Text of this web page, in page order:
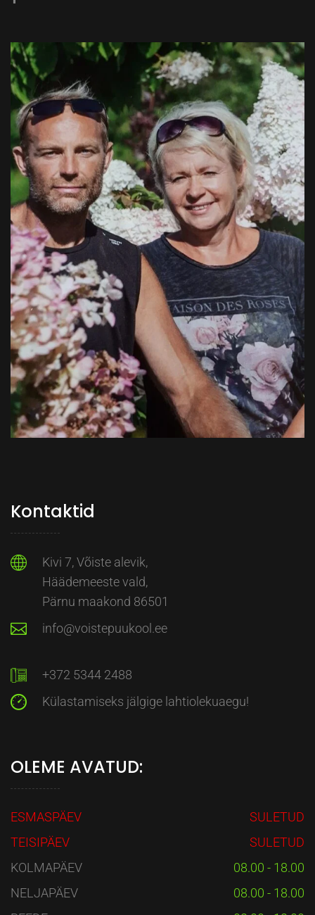
Kontaktid
Kivi 7, Võiste alevik,
Häädemeeste vald,
Pärnu maakond 86501
info@voistepuukool.ee
+372 5344 2488
Külastamiseks jälgige lahtiolekuaegu!
OLEME AVATUD:
ESMASPÄEV
SULETUD
TEISIPÄEV
SULETUD
KOLMAPÄEV
08.00 - 18.00
NELJAPÄEV
08.00 - 18.00